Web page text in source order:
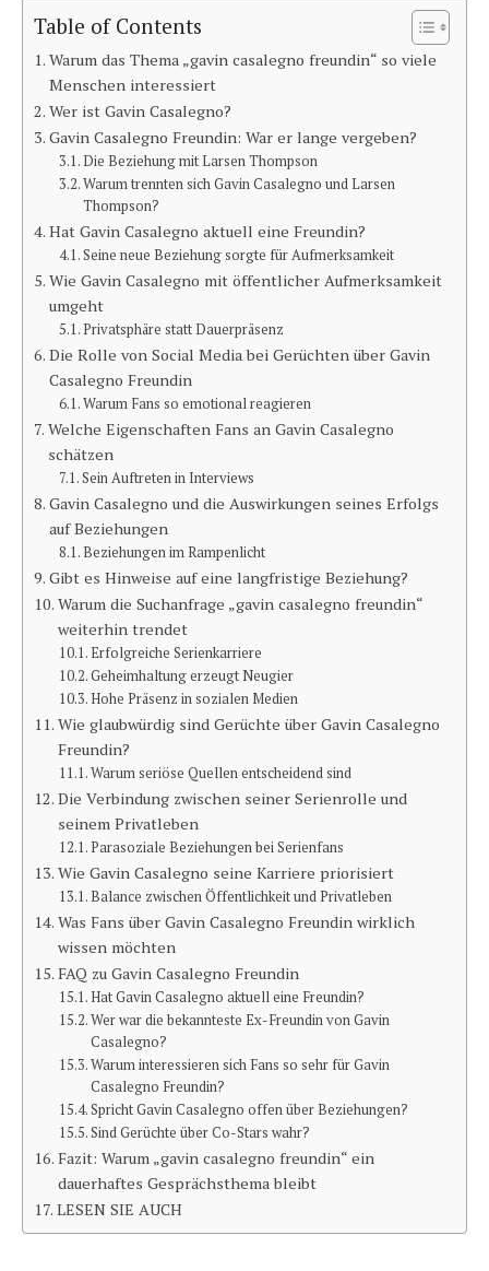
Table of Contents
Warum das Thema „gavin casalegno freundin“ so viele
Menschen interessiert
Wer ist Gavin Casalegno?
Gavin Casalegno Freundin: War er lange vergeben?
Die Beziehung mit Larsen Thompson
Warum trennten sich Gavin Casalegno und Larsen
Thompson?
Hat Gavin Casalegno aktuell eine Freundin?
Seine neue Beziehung sorgte für Aufmerksamkeit
Wie Gavin Casalegno mit öffentlicher Aufmerksamkeit
umgeht
Privatsphäre statt Dauerpräsenz
Die Rolle von Social Media bei Gerüchten über Gavin
Casalegno Freundin
Warum Fans so emotional reagieren
Welche Eigenschaften Fans an Gavin Casalegno
schätzen
Sein Auftreten in Interviews
Gavin Casalegno und die Auswirkungen seines Erfolgs
auf Beziehungen
Beziehungen im Rampenlicht
Gibt es Hinweise auf eine langfristige Beziehung?
Warum die Suchanfrage „gavin casalegno freundin“
weiterhin trendet
Erfolgreiche Serienkarriere
Geheimhaltung erzeugt Neugier
Hohe Präsenz in sozialen Medien
Wie glaubwürdig sind Gerüchte über Gavin Casalegno
Freundin?
Warum seriöse Quellen entscheidend sind
Die Verbindung zwischen seiner Serienrolle und
seinem Privatleben
Parasoziale Beziehungen bei Serienfans
Wie Gavin Casalegno seine Karriere priorisiert
Balance zwischen Öffentlichkeit und Privatleben
Was Fans über Gavin Casalegno Freundin wirklich
wissen möchten
FAQ zu Gavin Casalegno Freundin
Hat Gavin Casalegno aktuell eine Freundin?
Wer war die bekannteste Ex-Freundin von Gavin
Casalegno?
Warum interessieren sich Fans so sehr für Gavin
Casalegno Freundin?
Spricht Gavin Casalegno offen über Beziehungen?
Sind Gerüchte über Co-Stars wahr?
Fazit: Warum „gavin casalegno freundin“ ein
dauerhaftes Gesprächsthema bleibt
LESEN SIE AUCH